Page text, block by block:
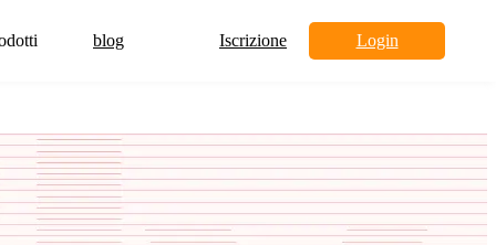
blog Iscrizione Login